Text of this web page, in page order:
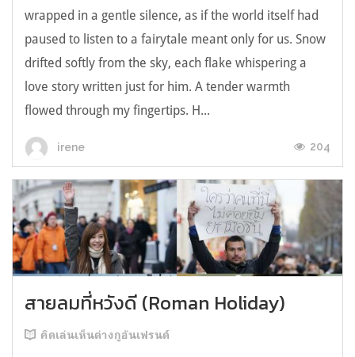
wrapped in a gentle silence, as if the world itself had
paused to listen to a fairytale meant only for us. Snow
drifted softly from the sky, each flake whispering a
love story written just for him. A tender warmth
flowed through my fingertips. H...
irene 204
สายลมที่หวังดี (Roman Holiday)
คิดเล่นเห็นต่างกูอันเฟรนด์